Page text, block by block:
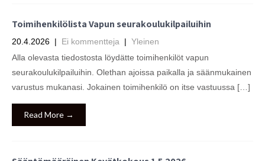
Toimihenkilölista Vapun seurakoulukilpailuihin
20.4.2026 | Ei kommentteja | Yleinen
Alla olevasta tiedostosta löydätte toimihenkilöt vapun
seurakoulukilpailuihin. Olethan ajoissa paikalla ja säänmukainen
varustus mukanasi. Jokainen toimihenkilö on itse vastuussa […]
Read More →